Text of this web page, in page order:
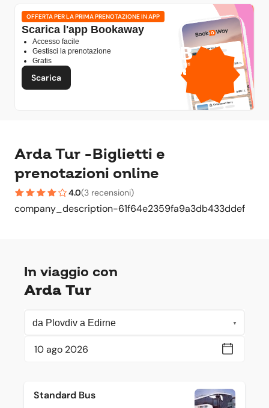
1 GB
dati mobili gratuiti
OFFERTA PER LA PRIMA PRENOTAZIONE IN APP
Scarica l'app Bookaway
Accesso facile
Gestisci la prenotazione
Gratis
Scarica
Arda Tur -Biglietti e
prenotazioni online
4.0(3 recensioni)
company_description-61f64e2359fa9a3db433ddef
In viaggio con
Arda Tur
Standard Bus